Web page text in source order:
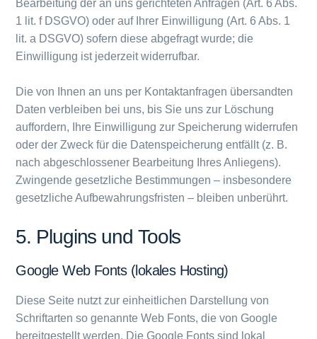
Bearbeitung der an uns gerichteten Anfragen (Art. 6 Abs.
1 lit. f DSGVO) oder auf Ihrer Einwilligung (Art. 6 Abs. 1
lit. a DSGVO) sofern diese abgefragt wurde; die
Einwilligung ist jederzeit widerrufbar.
Die von Ihnen an uns per Kontaktanfragen übersandten
Daten verbleiben bei uns, bis Sie uns zur Löschung
auffordern, Ihre Einwilligung zur Speicherung widerrufen
oder der Zweck für die Datenspeicherung entfällt (z. B.
nach abgeschlossener Bearbeitung Ihres Anliegens).
Zwingende gesetzliche Bestimmungen – insbesondere
gesetzliche Aufbewahrungsfristen – bleiben unberührt.
5. Plugins und Tools
Google Web Fonts (lokales Hosting)
Diese Seite nutzt zur einheitlichen Darstellung von
Schriftarten so genannte Web Fonts, die von Google
bereitgestellt werden. Die Google Fonts sind lokal